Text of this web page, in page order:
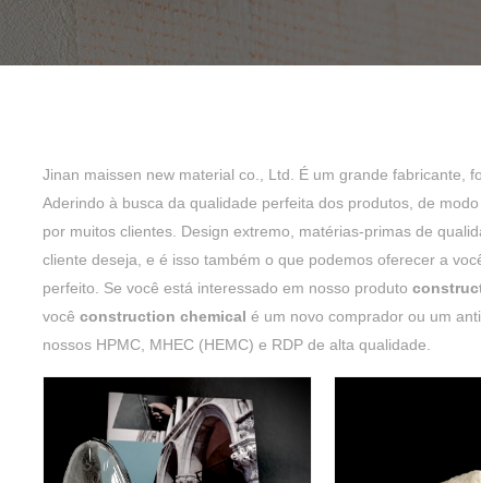
Jinan maissen new material co., Ltd. É um grande fabricante,
Aderindo à busca da qualidade perfeita dos produtos, de
por muitos clientes. Design extremo, matérias-primas de
cliente deseja, e é isso também o que podemos oferecer a
perfeito. Se você está interessado em nosso produto
você construction chemical é um novo comprador ou um
nossos HPMC, MHEC (HEMC) e RDP de alta qualidade.